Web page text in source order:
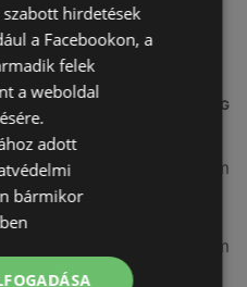
a közelben
TÁVOLSÁG
3,26 km
3,31 km
hirdetések
a Facebookon, a
felek
a weboldal
adott
bármikor